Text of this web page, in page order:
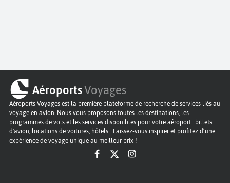
AéroportsVoyages
Aéroports Voyages est la première plateforme de recherche de services liés au
voyage en avion. Nous vous proposons toutes les destinations, les
programmes de vols et les services disponibles pour votre aéroport : billets
d'avion, locations de voitures, hôtels... Laissez-vous inspirer et profitez d’une
expérience de voyage unique au meilleur prix !